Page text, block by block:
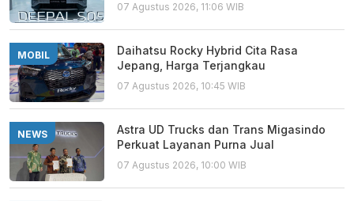
07 Agustus 2026, 11:06 WIB
MOBIL
Daihatsu Rocky Hybrid Cita Rasa
Jepang, Harga Terjangkau
07 Agustus 2026, 10:45 WIB
NEWS
Astra UD Trucks dan Trans Migasindo
Perkuat Layanan Purna Jual
07 Agustus 2026, 10:00 WIB